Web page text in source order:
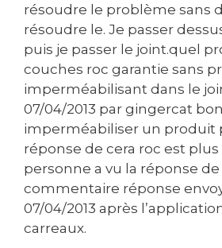
résoudre le problème sans
résoudre le. Je passer
puis je passer le joint.quel
couches roc garantie sans
imperméabilisant dans le
07/04/2013 par gingercat
imperméabiliser un produit
réponse de cera roc est plus
personne a vu la réponse
commentaire réponse
07/04/2013 après
carreaux.